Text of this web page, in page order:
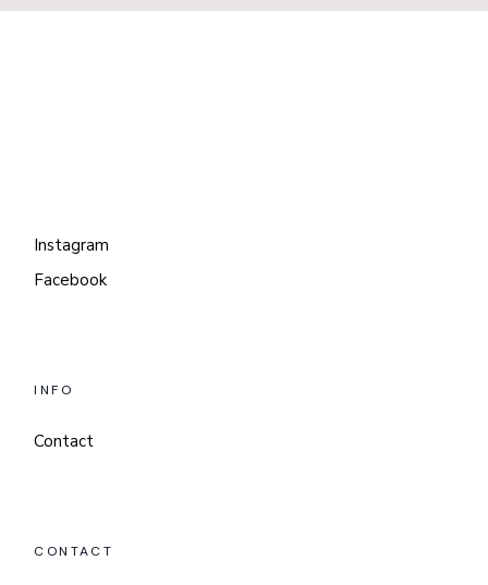
Instagram
Facebook
INFO
Contact
CONTACT